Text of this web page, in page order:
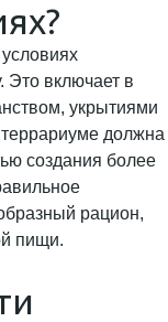
Это включает в
укрытиями
должна
создания более
рацион,
пищи.